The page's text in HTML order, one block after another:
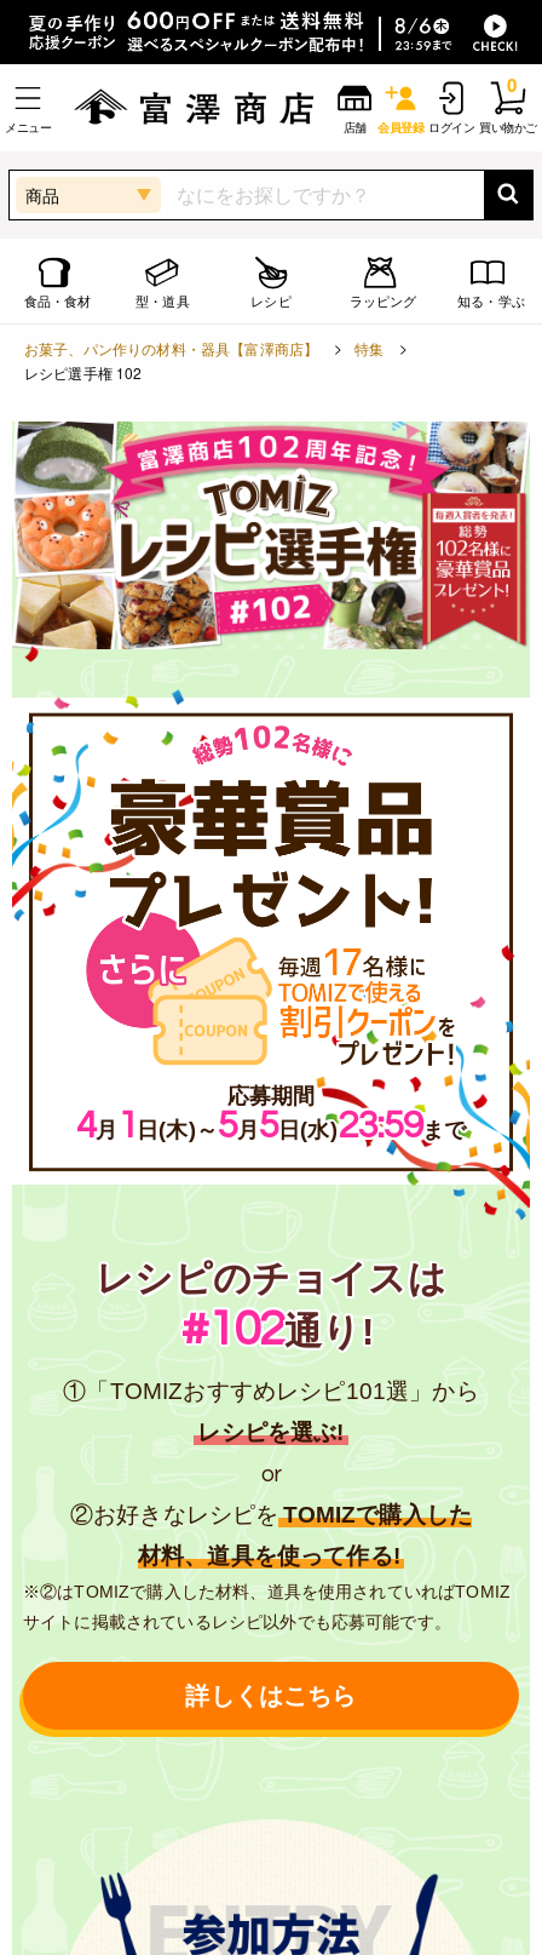
メニュー 店舗 会員登録 ログイン 買い物かご
0
商品
食品・食材 型・道具 レシピ ラッピング 知る・学ぶ
お菓子、パン作りの材料・器具【富澤商店】
特集
レシピ選手権 102
応募期間
4月 1 日(木)～ 5月 5日(水)23:59まで
レシピのチョイスは
#102通り!
①「TOMIZおすすめレシピ101選」から
レシピを選ぶ!
or
②お好きなレシピをTOMIZで購入した
材料、道具を使って作る!
※②はTOMIZで購入した材料、道具を使用されていればTOMIZ
サイトに掲載されているレシピ以外でも応募可能です。
詳しくはこちら